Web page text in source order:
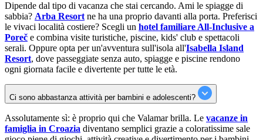
Dipende dal tipo di vacanza che stai cercando. Ami le spiagge di
sabbia? Arba Resort ne ha una proprio davanti alla porta. Preferisci
le vivaci località costiere? Scegli un hotel familiare All-Inclusive a
Poreč e combina visite turistiche, piscine, kids' club e spettacoli
serali. Oppure opta per un'avventura sull'isola all'Isabella Island
Resort, dove passeggiate senza auto, spiagge e piscine rendono
ogni giornata facile e divertente per tutte le età.
Ci sono abbastanza attività per bambini e adolescenti?
Assolutamente sì: è proprio qui che Valamar brilla. Le vacanze in
famiglia in Croazia diventano semplici grazie a coloratissime sale